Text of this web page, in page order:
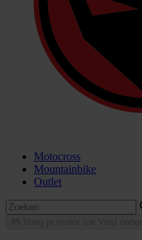
Motocross
Mountainbike
Outlet